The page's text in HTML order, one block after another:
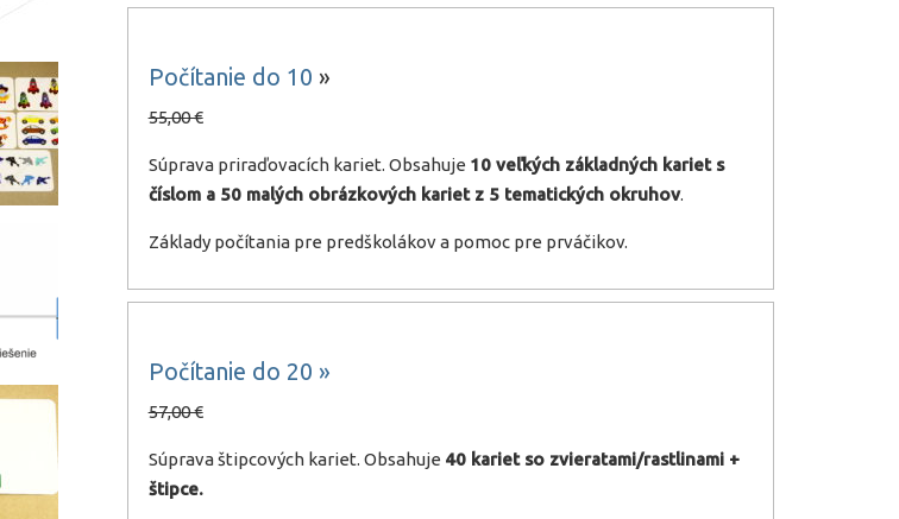
Počítanie do 10 »
55,00 €
Súprava priraďovacích kariet. Obsahuje 10 veľkých základných kariet s
číslom a 50 malých obrázkových kariet z 5 tematických okruhov.
Základy počítania pre predškolákov a pomoc pre prváčikov.
Počítanie do 20 »
57,00 €
Súprava štipcových kariet. Obsahuje 40 kariet so zvieratami/rastlinami +
štipce.